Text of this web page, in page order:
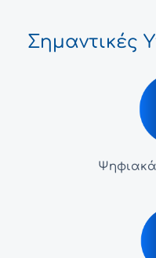
Σημαντικές
Ψηφιακά